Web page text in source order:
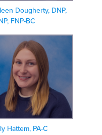
Dougherty, DNP,
FNP-BC
Hattem, PA-C